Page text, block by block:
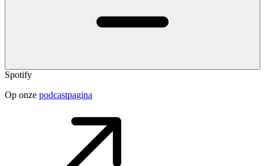
Spotify
Op onze podcastpagina